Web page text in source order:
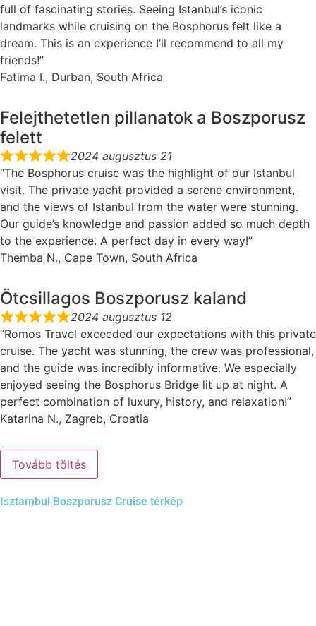
full of fascinating stories. Seeing Istanbul’s iconic
landmarks while cruising on the Bosphorus felt like a
dream. This is an experience I’ll recommend to all my
friends!”
Fatima I., Durban, South Africa
Felejthetetlen pillanatok a Boszporusz
felett
2024 augusztus 21
“The Bosphorus cruise was the highlight of our Istanbul
visit. The private yacht provided a serene environment,
and the views of Istanbul from the water were stunning.
Our guide’s knowledge and passion added so much depth
to the experience. A perfect day in every way!”
Themba N., Cape Town, South Africa
Ötcsillagos Boszporusz kaland
2024 augusztus 12
“Romos Travel exceeded our expectations with this private
cruise. The yacht was stunning, the crew was professional,
and the guide was incredibly informative. We especially
enjoyed seeing the Bosphorus Bridge lit up at night. A
perfect combination of luxury, history, and relaxation!”
Katarina N., Zagreb, Croatia
Tovább töltés
Isztambul Boszporusz Cruise térkép